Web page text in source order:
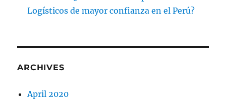
Logísticos de mayor confianza en el Perú?
ARCHIVES
April 2020